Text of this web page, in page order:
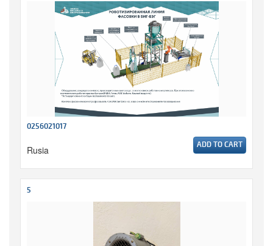
0256021017
Rusia ADD TO CART
5